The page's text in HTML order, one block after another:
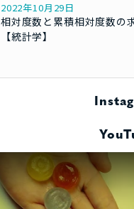
2022年10月29日
相対度数と累積相対度数の
【統計学】